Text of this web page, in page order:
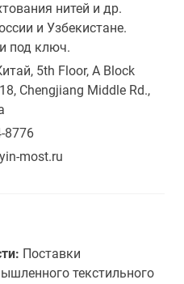
нитей и др.
и Узбекистане.
под ключ.
5th Floor, A Block
Chengjiang Middle Rd.,
8776
most.ru
Поставки
текстильного